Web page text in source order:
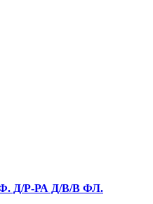
Д/Р-РА Д/В/В ФЛ.